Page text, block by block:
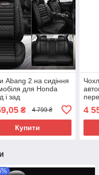
Abang 2 на сидіння
для Honda
і зад
₴ 4 799 ₴
Купити
4